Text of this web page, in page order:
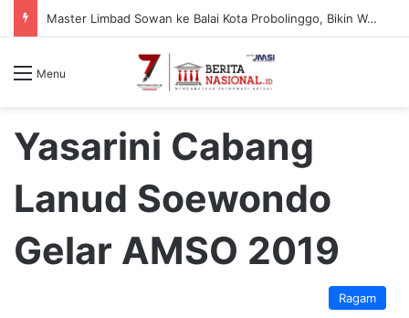
Master Limbad Sowan ke Balai Kota Probolinggo, Bikin Wali Kota Aminuddin Terpukau dengan Aksi Baca Pikiran
Menu
Yasarini Cabang
Lanud Soewondo
Gelar AMSO 2019
Ragam